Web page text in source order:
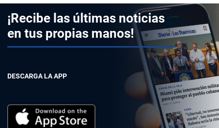
¡Recibe las últimas noticias
en tus propias manos!
DESCARGA LA APP